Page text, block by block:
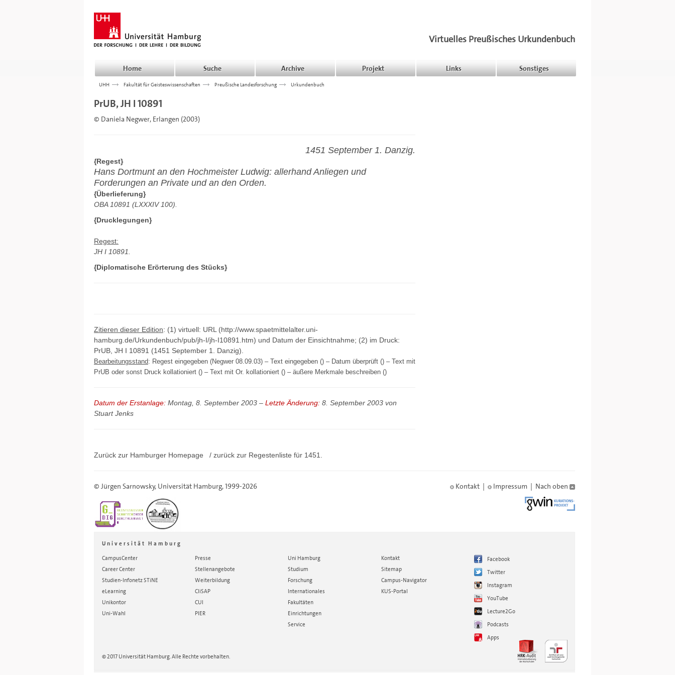
Virtuelles Preußisches Urkundenbuch
Home Suche Archive Projekt Links Sonstiges
UHH >>> Fakultät für Geisteswissenschaften >>> Preußische Landesforschung >>> Urkundenbuch
PrUB, JH I 10891
© Daniela Negwer, Erlangen (2003)
1451 September 1. Danzig.
{Regest}
Hans Dortmunt an den Hochmeister Ludwig: allerhand Anliegen und
Forderungen an Private und an den Orden.
{Überlieferung}
OBA 10891 (LXXXIV 100).
{Drucklegungen}
Regest:
JH I 10891.
{Diplomatische Erörterung des Stücks}
Zitieren dieser Edition: (1) virtuell: URL (http://www.spaetmittelalter.uni-
hamburg.de/Urkundenbuch/pub/jh-I/jh-I10891.htm) und Datum der Einsichtnahme; (2) im Druck:
PrUB, JH I 10891 (1451 September 1. Danzig).
Bearbeitungsstand: Regest eingegeben (Negwer 08.09.03) – Text eingegeben () – Datum überprüft () – Text mit
PrUB oder sonst Druck kollationiert () – Text mit Or. kollationiert () – äußere Merkmale beschreiben ()
Datum der Erstanlage: Montag, 8. September 2003 – Letzte Änderung: 8. September 2003 von
Stuart Jenks
Zurück zur Hamburger Homepage / zurück zur Regestenliste für 1451.
© Jürgen Sarnowsky, Universität Hamburg, 1999-2026 Kontakt | Impressum | Nach oben